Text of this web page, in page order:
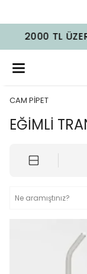
CAM PİPET
EĞİMLİ